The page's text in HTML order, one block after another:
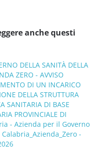
anche questi
DELLA SANITÀ DELLA
ZERO - AVVISO
DI UN INCARICO
DELLA STRUTTURA
SANITARIA DI BASE
PROVINCIALE DI
- Azienda per il Governo
-